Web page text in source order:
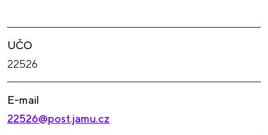
UČO
22526
E-mail
22526@post.jamu.cz